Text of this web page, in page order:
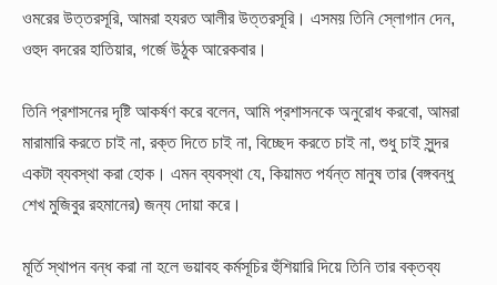
ওমরের উত্তরসূরি, আমরা হযরত আলীর উত্তরসূরি। এসময় তিনি স্লোগান দেন,
ওহুদ বদরের হাতিয়ার, গর্জে উঠুক আরেকবার।
তিনি প্রশাসনের দৃষ্টি আকর্ষণ করে বলেন, আমি প্রশাসনকে অনুরোধ করবো, আমরা
মারামারি করতে চাই না, রক্ত দিতে চাই না, বিচ্ছেদ করতে চাই না, শুধু চাই সুন্দর
একটা ব্যবস্থা করা হোক। এমন ব্যবস্থা যে, কিয়ামত পর্যন্ত মানুষ তার (বঙ্গবন্ধু
শেখ মুজিবুর রহমানের) জন্য দোয়া করে।
মূর্তি স্থাপন বন্ধ করা না হলে ভয়াবহ কর্মসূচির হুঁশিয়ারি দিয়ে তিনি তার বক্তব্য